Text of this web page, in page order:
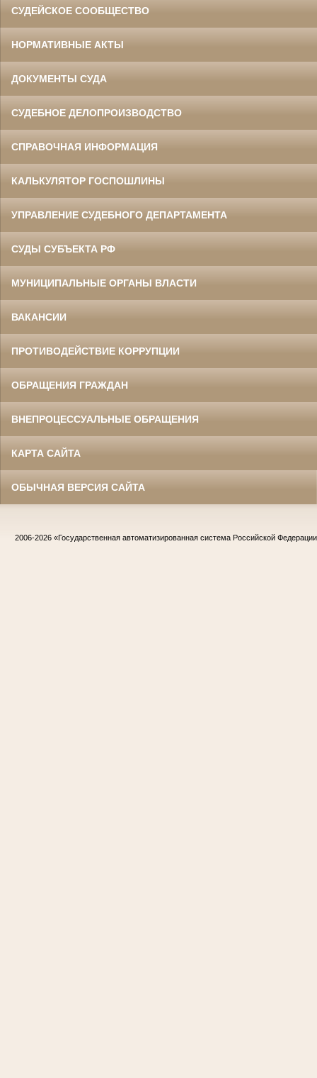
СУДЕЙСКОЕ СООБЩЕСТВО
НОРМАТИВНЫЕ АКТЫ
ДОКУМЕНТЫ СУДА
СУДЕБНОЕ ДЕЛОПРОИЗВОДСТВО
СПРАВОЧНАЯ ИНФОРМАЦИЯ
КАЛЬКУЛЯТОР ГОСПОШЛИНЫ
УПРАВЛЕНИЕ СУДЕБНОГО ДЕПАРТАМЕНТА
СУДЫ СУБЪЕКТА РФ
МУНИЦИПАЛЬНЫЕ ОРГАНЫ ВЛАСТИ
ВАКАНСИИ
ПРОТИВОДЕЙСТВИЕ КОРРУПЦИИ
ОБРАЩЕНИЯ ГРАЖДАН
ВНЕПРОЦЕССУАЛЬНЫЕ ОБРАЩЕНИЯ
КАРТА САЙТА
ОБЫЧНАЯ ВЕРСИЯ САЙТА
2006-2026 «Государственная автоматизированная система Российской